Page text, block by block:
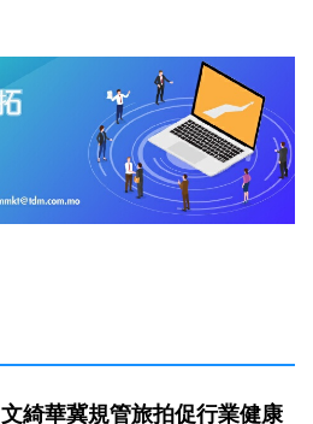
文綺華冀規管旅拍促行業健康